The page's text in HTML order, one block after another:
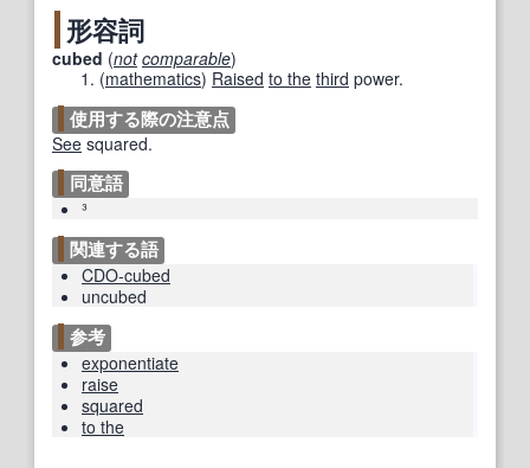
形容詞
cubed (not comparable)
(mathematics) Raised to the third power.
使用する際の注意点
See squared.
同意語
³
関連する語
CDO-cubed
uncubed
参考
exponentiate
raise
squared
to the